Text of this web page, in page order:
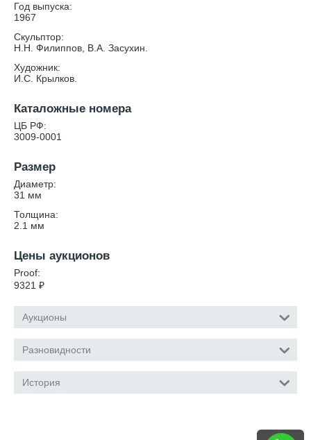
Год выпуска:
1967
Скульптор:
Н.Н. Филиппов, В.А. Засухин.
Художник:
И.С. Крылков.
Каталожные номера
ЦБ РФ:
3009-0001
Размер
Диаметр:
31 мм
Толщина:
2.1 мм
Цены аукционов
Proof:
9321 ₽
Аукционы
Разновидности
История